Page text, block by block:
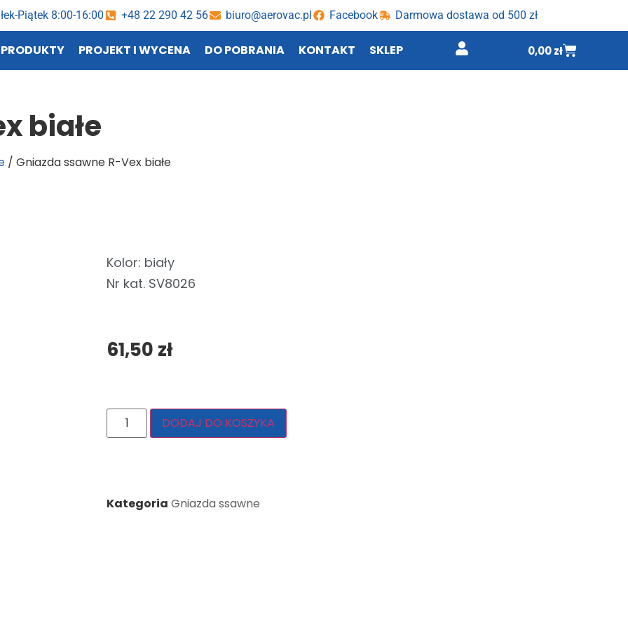
Piątek 8:00-16:00 +48 22 290 42 56 biuro@aerovac.pl Facebook Darmowa dostawa od 500 zł
PRODUKTY PROJEKT I WYCENA DO POBRANIA KONTAKT SKLEP 0,00zł
białe
/ Gniazda ssawne R-Vex białe
Kolor: biały
Nr kat. SV8026
61,50 zł
DODAJ DO KOSZYKA
Kategoria Gniazda ssawne